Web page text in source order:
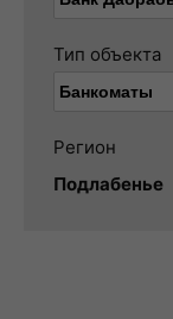
Тип объекта
Регион
Подлабенье